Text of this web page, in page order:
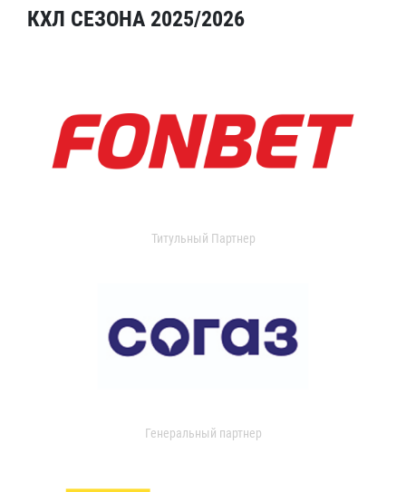
КХЛ СЕЗОНА 2025/2026
Титульный Партнер
Генеральный партнер